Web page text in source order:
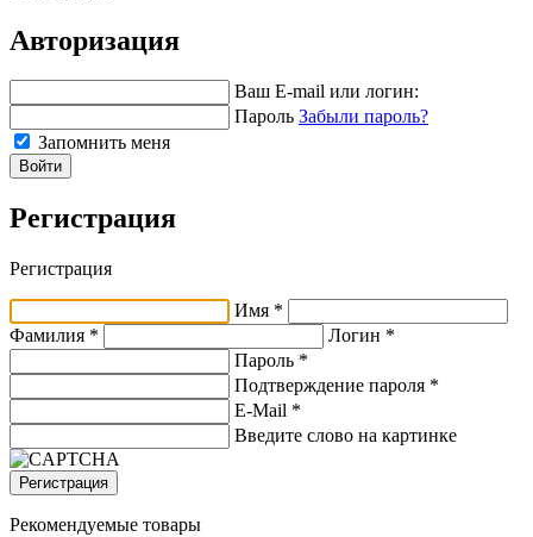
Авторизация
Ваш E-mail или логин:
Пароль Забыли пароль?
Запомнить меня
Войти
Регистрация
Регистрация
Имя *
Фамилия *
Логин *
Пароль *
Подтверждение пароля *
E-Mail *
Введите слово на картинке
Регистрация
Рекомендуемые товары